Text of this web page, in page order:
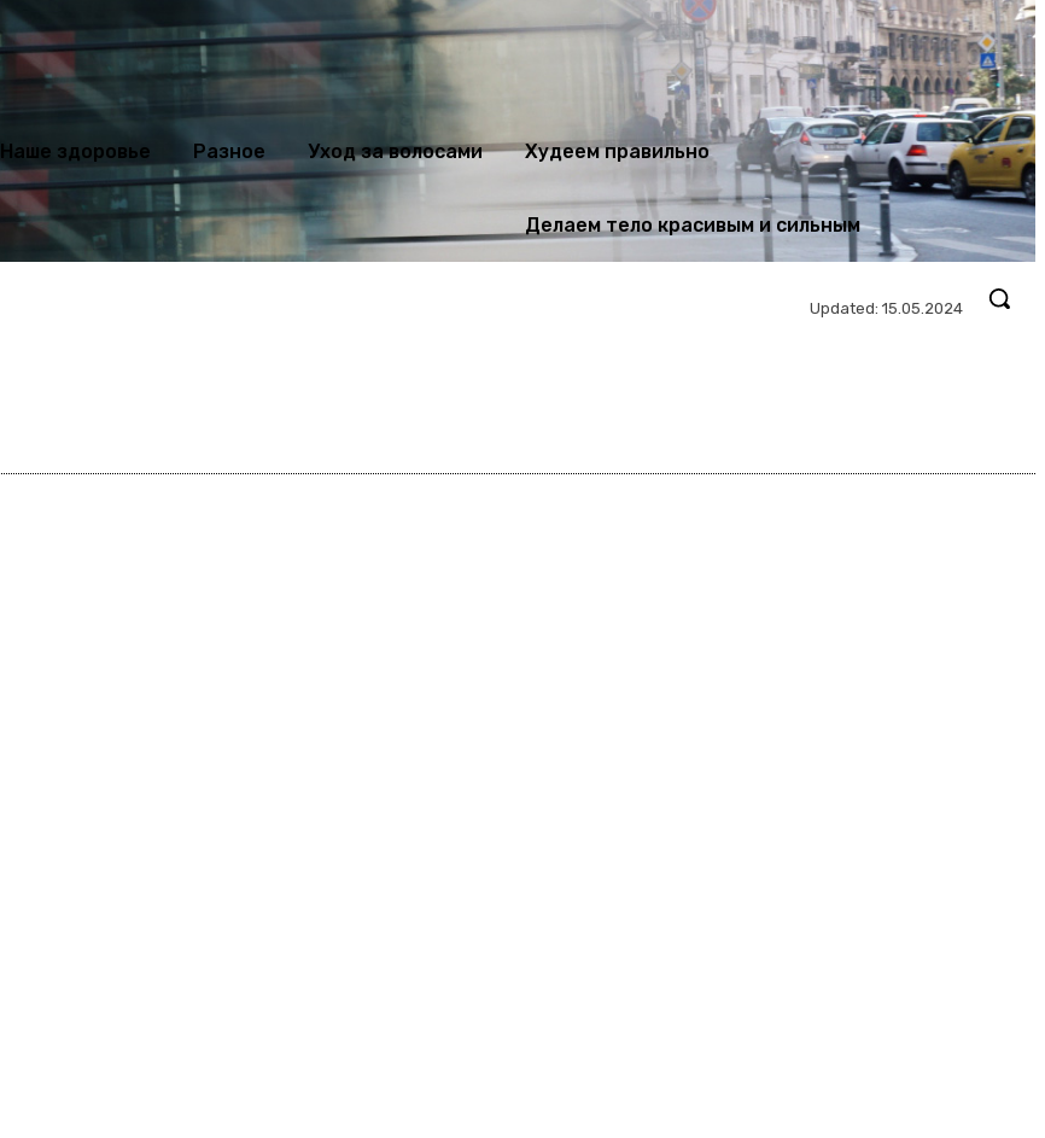
Наше здоровье Разное Уход за волосами Худеем правильно
Делаем тело красивым и сильным
Updated: 15.05.2024